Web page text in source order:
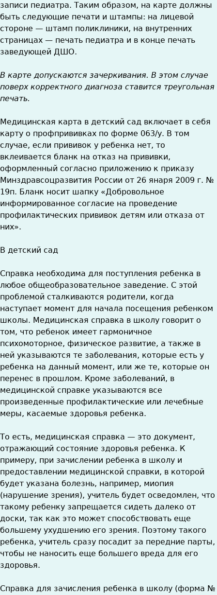
записи педиатра. Таким образом, на карте должны
быть следующие печати и штампы: на лицевой
стороне — штамп поликлиники, на внутренних
страницах — печать педиатра и в конце печать
заведующей ДШО.
В карте допускаются зачеркивания. В этом случае
поверх корректного диагноза ставится треугольная
печать.
Медицинская карта в детский сад включает в себя
карту о профпрививках по форме 063/у. В том
случае, если прививок у ребенка нет, то
вклеивается бланк на отказ на прививки,
оформленный согласно приложению к приказу
Минздравсоцразвития России от 26 янаря 2009 г. №
19п. Бланк носит шапку «Добровольное
информированное согласие на проведение
профилактических прививок детям или отказа от
них».
В детский сад
Справка необходима для поступления ребенка в
любое общеобразовательное заведение. С этой
проблемой сталкиваются родители, когда
наступает момент для начала посещения ребенком
школы. Медицинская справка в школу говорит о
том, что ребенок имеет гармоничное
психомоторное, физическое развитие, а также в
ней указываются те заболевания, которые есть у
ребенка на данный момент, или же те, которые он
перенес в прошлом. Кроме заболеваний, в
медицинской справке указываются все
произведенные профилактические или лечебные
меры, касаемые здоровья ребенка.
То есть, медицинская справка — это документ,
отражающий состояние здоровья ребенка. К
примеру, при зачислении ребенка в школу и
предоставлении медицинской справки, в которой
будет указана болезнь, например, миопия
(нарушение зрения), учитель будет осведомлен, что
такому ребенку запрещается сидеть далеко от
доски, так как это может способствовать еще
большему ухудшению его зрения. Поэтому такого
ребенка, учитель сразу посадит за передние парты,
чтобы не наносить еще большего вреда для его
здоровья.
Справка для зачисления ребенка в школу (форма №